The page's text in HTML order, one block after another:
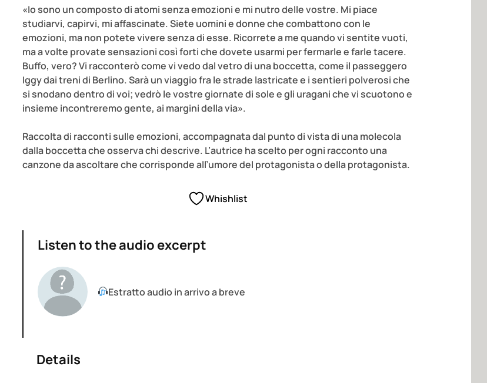
«Io sono un composto di atomi senza emozioni e mi nutro delle vostre. Mi piace
studiarvi, capirvi, mi affascinate. Siete uomini e donne che combattono con le
emozioni, ma non potete vivere senza di esse. Ricorrete a me quando vi sentite vuoti,
ma a volte provate sensazioni così forti che dovete usarmi per fermarle e farle tacere.
Buffo, vero? Vi racconterò come vi vedo dal vetro di una boccetta, come il passeggero
Iggy dai treni di Berlino. Sarà un viaggio fra le strade lastricate e i sentieri polverosi che
si snodano dentro di voi; vedrò le vostre giornate di sole e gli uragani che vi scuotono e
insieme incontreremo gente, ai margini della via».
Raccolta di racconti sulle emozioni, accompagnata dal punto di vista di una molecola
dalla boccetta che osserva chi descrive. L’autrice ha scelto per ogni racconto una
canzone da ascoltare che corrisponde all’umore del protagonista o della protagonista.
Whishlist
Listen to the audio excerpt
Estratto audio in arrivo a breve
Details